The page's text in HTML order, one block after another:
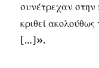
συνέτρεχαν στην
κριθεί
[…]».